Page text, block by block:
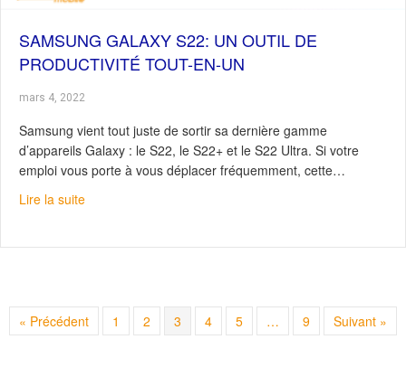
SAMSUNG GALAXY S22: UN OUTIL DE
PRODUCTIVITÉ TOUT-EN-UN
mars 4, 2022
Samsung vient tout juste de sortir sa dernière gamme
d’appareils Galaxy : le S22, le S22+ et le S22 Ultra. Si votre
emploi vous porte à vous déplacer fréquemment, cette…
Lire la suiteabout Samsung Galaxy S22: un outil de productivité
« Précédent 1 2 3 4 5 … 9 Suivant »